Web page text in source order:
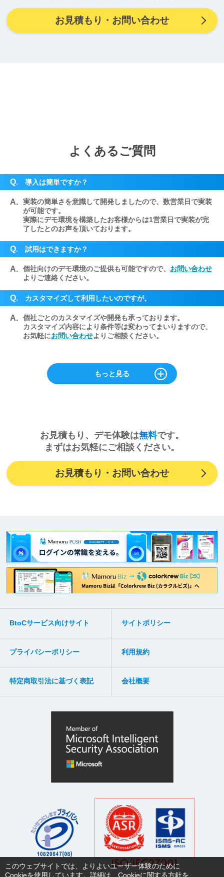
お見積もり・お問い合わせ
よくあるご質問
Q. 導入は簡単ですか？
A.
実装の簡単さを意識して開発しましたので、数営業日で実装
が可能です。
実際にデモ環境を構築したお客様からは1営業日で実装が完
了したとのお声を頂いております。
Q. 試用はできますか？
A. 個社向けのデモ環境のご提供も可能ですので、 お問い合わせ
よりご連絡ください。
Q. カスタマイズして利用したいのですが。
A.
個社ごとのカスタマイズや開発も承っております。
カスタマイズ内容により条件等は変わってまいりますので、
お気軽にお問い合わせよりご相談ください。
もっと見る
お見積もり、デモ体験は無料です。
まずはお気軽にご相談ください。
お見積もり・お問い合わせ
BtoCサービス向けサイト サイトポリシー
プライバシーポリシー 利用規約
特定商取引法に基づく表記 会社概要
このウェブサイトでは、よりよいユーザー体験のために
Cookieを使用しています。詳細は、 Cookieに関する方針を